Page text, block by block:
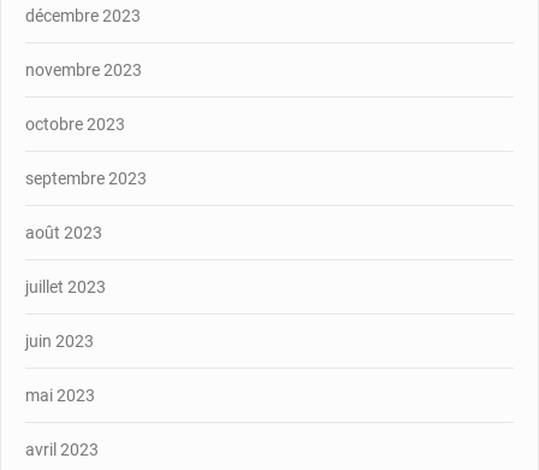
décembre 2023
novembre 2023
octobre 2023
septembre 2023
août 2023
juillet 2023
juin 2023
mai 2023
avril 2023